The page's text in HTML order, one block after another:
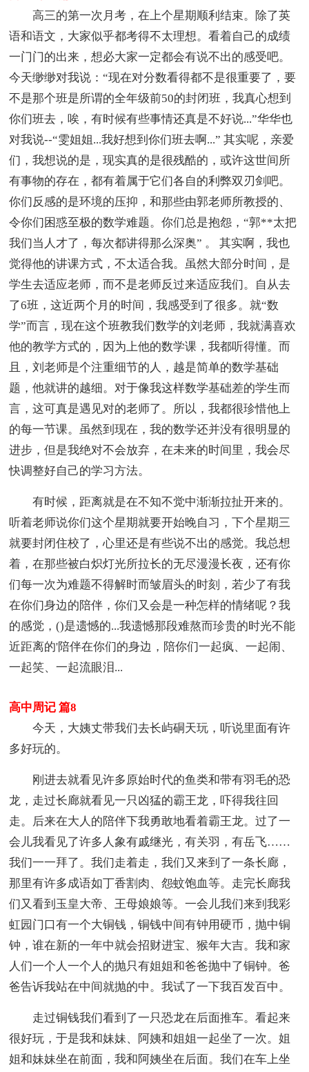
高三的第一次月考，在上个星期顺利结束。除了英
语和语文，大家似乎都考得不太理想。看着自己的成绩
一门门的出来，想必大家一定都会有说不出的感受吧。
今天缈缈对我说：“现在对分数看得都不是很重要了，要
不是那个班是所谓的全年级前50的封闭班，我真心想到
你们班去，唉，有时候有些事情还真是不好说...”华华也
对我说--“雯姐姐...我好想到你们班去啊...” 其实呢，亲爱
们，我想说的是，现实真的是很残酷的，或许这世间所
有事物的存在，都有着属于它们各自的利弊双刃剑吧。
你们反感的是环境的压抑，和那些由郭老师所教授的、
令你们困惑至极的数学难题。你们总是抱怨，“郭**太把
我们当人才了，每次都讲得那么深奥” 。 其实啊，我也
觉得他的讲课方式，不太适合我。虽然大部分时间，是
学生去适应老师，而不是老师反过来适应我们。自从去
了6班，这近两个月的时间，我感受到了很多。就“数
学”而言，现在这个班教我们数学的刘老师，我就满喜欢
他的教学方式的，因为上他的数学课，我都听得懂。而
且，刘老师是个注重细节的人，越是简单的数学基础
题，他就讲的越细。对于像我这样数学基础差的学生而
言，这可真是遇见对的老师了。所以，我都很珍惜他上
的每一节课。虽然到现在，我的数学还并没有很明显的
进步，但是我绝对不会放弃，在未来的时间里，我会尽
快调整好自己的学习方法。
有时候，距离就是在不知不觉中渐渐拉扯开来的。
听着老师说你们这个星期就要开始晚自习，下个星期三
就要封闭住校了，心里还是有些说不出的感觉。我总想
着，在那些被白炽灯光所拉长的无尽漫漫长夜，还有你
们每一次为难题不得解时而皱眉头的时刻，若少了有我
在你们身边的陪伴，你们又会是一种怎样的情绪呢？我
的感觉，()是遗憾的...我遗憾那段难熬而珍贵的时光不能
近距离的'陪伴在你们的身边，陪你们一起疯、一起闹、
一起笑、一起流眼泪...
高中周记 篇8
今天，大姨丈带我们去长屿硐天玩，听说里面有许
多好玩的。
刚进去就看见许多原始时代的鱼类和带有羽毛的恐
龙，走过长廊就看见一只凶猛的霸王龙，吓得我往回
走。后来在大人的陪伴下我勇敢地看着霸王龙。过了一
会儿我看见了许多人象有戚继光，有关羽，有岳飞……
我们一一拜了。我们走着走，我们又来到了一条长廊，
那里有许多成语如丁香割肉、怨蚊饱血等。走完长廊我
们又看到玉皇大帝、王母娘娘等。一会儿我们来到我彩
虹园门口有一个大铜钱，铜钱中间有钟用硬币，抛中铜
钟，谁在新的一年中就会招财进宝、猴年大吉。我和家
人们一个人一个人的抛只有姐姐和爸爸抛中了铜钟。爸
爸告诉我站在中间就抛的中。我试了一下我百发百中。
走过铜钱我们看到了一只恐龙在后面推车。看起来
很好玩，于是我和妹妹、阿姨和姐姐一起坐了一次。姐
姐和妹妹坐在前面，我和阿姨坐在后面。我们在车上坐